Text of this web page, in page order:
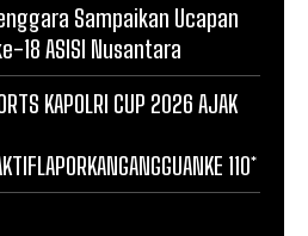
Sampaikan Ucapan
18 ASISI Nusantara
KAPOLRI CUP 2026 AJAK
110*